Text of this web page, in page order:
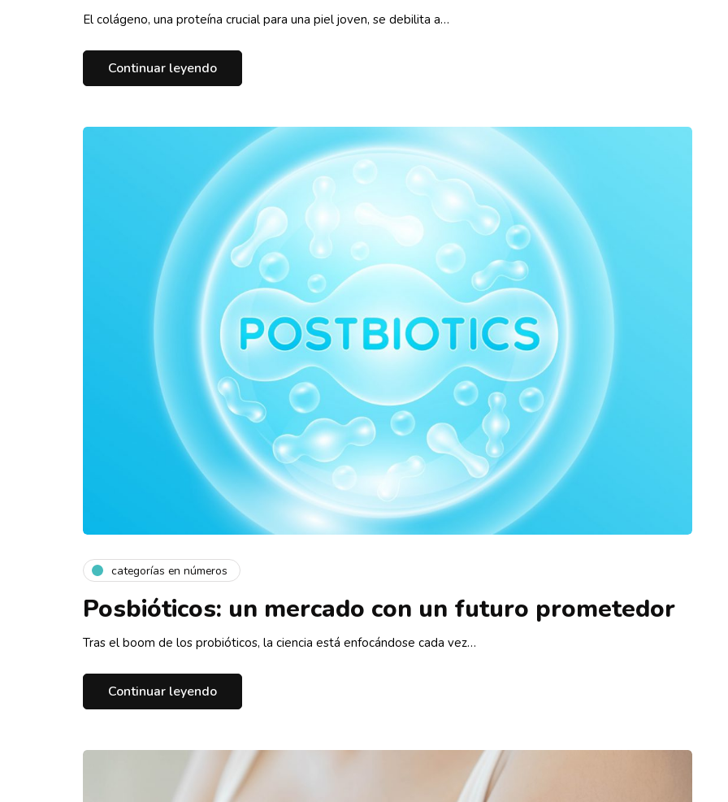
El colágeno, una proteína crucial para una piel joven, se debilita a…
Continuar leyendo
categorías en números
Posbióticos: un mercado con un futuro prometedor
Tras el boom de los probióticos, la ciencia está enfocándose cada vez…
Continuar leyendo